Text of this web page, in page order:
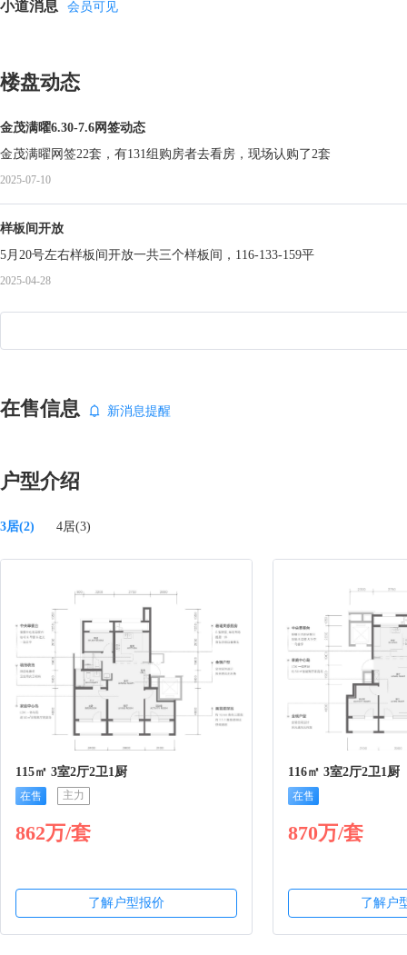
小道消息 会员可见
楼盘动态
金茂满曜6.30-7.6网签动态
金茂满曜网签22套，有131组购房者去看房，现场认购了2套
2025-07-10
样板间开放
5月20号左右样板间开放一共三个样板间，116-133-159平
2025-04-28
在售信息 新消息提醒
户型介绍
3居(2) 4居(3)
115㎡ 3室2厅2卫1厨
在售 主力
862万/套
了解户型报价
116㎡ 3室2厅2卫1厨
在售
870万/套
了解户